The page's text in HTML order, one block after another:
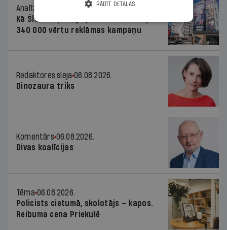
Analīze
Kā Šlesera partija palika nesodīta par
340 000 vērtu reklāmas kampaņu
Redaktores sleja 06.08.2026.
Dinozaura triks
Komentārs 06.08.2026.
Divas koalīcijas
Tēma 06.08.2026.
Policists cietumā, skolotājs – kapos.
Reibuma cena Priekulē
RĀDĪT DETAĻAS